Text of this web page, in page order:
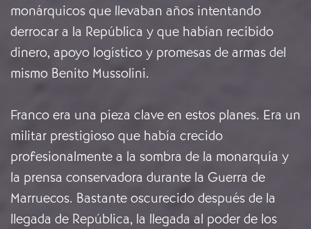
monárquicos que llevaban años intentando
derrocar a la República y que habían recibido
dinero, apoyo logístico y promesas de armas del
mismo Benito Mussolini.
Franco era una pieza clave en estos planes. Era un
militar prestigioso que había crecido
profesionalmente a la sombra de la monarquía y
la prensa conservadora durante la Guerra de
Marruecos. Bastante oscurecido después de la
llegada de República, la llegada al poder de los